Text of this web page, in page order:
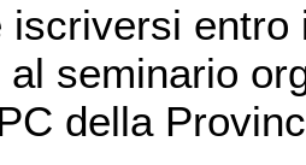
iscriversi
al seminario
della